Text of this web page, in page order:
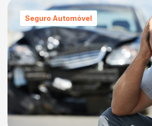
Seguro Automóvel